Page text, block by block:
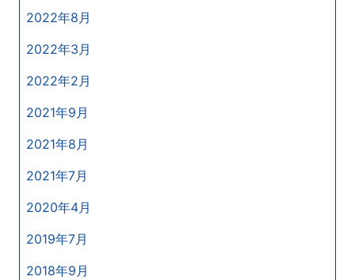
2022年8月
2022年3月
2022年2月
2021年9月
2021年8月
2021年7月
2020年4月
2019年7月
2018年9月